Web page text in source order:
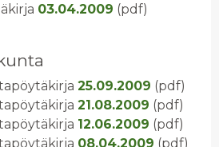
03.04.2009 (pdf)
25.09.2009 (pdf)
21.08.2009 (pdf)
12.06.2009 (pdf)
08.04.2009 (pdf)